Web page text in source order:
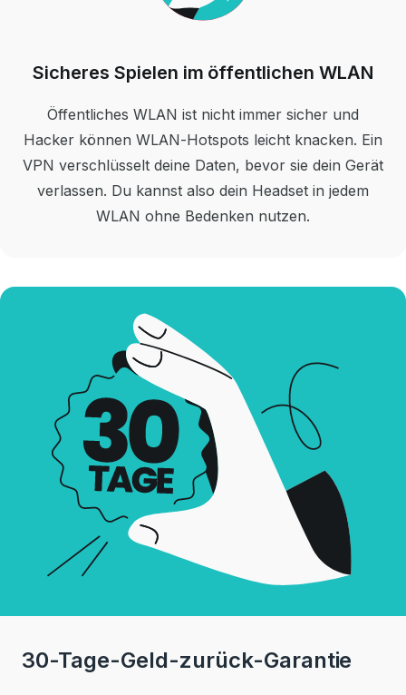
Sicheres Spielen im öffentlichen WLAN
Öffentliches WLAN ist nicht immer sicher und
Hacker können WLAN-Hotspots leicht knacken. Ein
VPN verschlüsselt deine Daten, bevor sie dein Gerät
verlassen. Du kannst also dein Headset in jedem
WLAN ohne Bedenken nutzen.
30-Tage-Geld-zurück-Garantie